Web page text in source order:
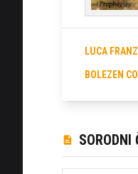
LUCA
BOLEZEN
SORODNI